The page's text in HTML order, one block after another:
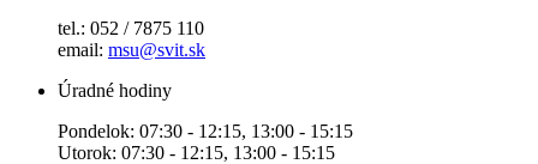
tel.: 052 / 7875 110
email: msu@svit.sk
Úradné hodiny
Pondelok: 07:30 - 12:15, 13:00 - 15:15
Utorok: 07:30 - 12:15, 13:00 - 15:15